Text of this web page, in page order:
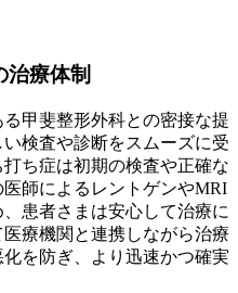
療体制
甲斐整形外科との密接な提
検査や診断をスムーズに受
ち症は初期の検査や正確な
師によるレントゲンやMRI
患者さまは安心して治療に
療機関と連携しながら治療
を防ぎ、より迅速かつ確実